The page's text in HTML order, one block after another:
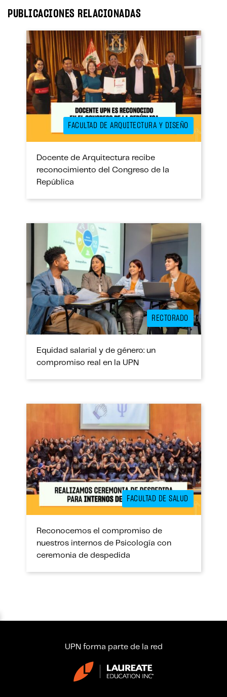
ok
er
In
A
pp
PUBLICACIONES RELACIONADAS
FACULTAD DE ARQUITECTURA Y DISEÑO
Docente de Arquitectura recibe
reconocimiento del Congreso de la
República
RECTORADO
Equidad salarial y de género: un
compromiso real en la UPN
FACULTAD DE SALUD
Reconocemos el compromiso de
nuestros internos de Psicología con
ceremonia de despedida
UPN forma parte de la red